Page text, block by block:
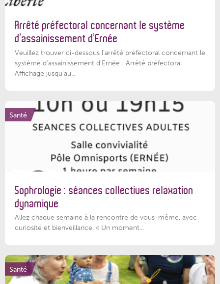
Arrêté préfectoral concernant le système
d’assainissement d’Ernée
Veuillez trouver ci-dessous l’arrêté préfectoral concernant le
système d'assainissement d'Ernée : Arrêté préfectoral
Affichage jusqu'au...
Santé
Sophrologie : séances collectives relaxation
dynamique
Allez chaque semaine à la rencontre de vous-même, avec
curiosité et bienveillance. « Un moment...
Santé